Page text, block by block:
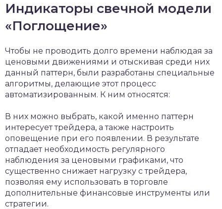
Индикаторы свечной модели
«Поглощение»
Чтобы не проводить долго времени наблюдая за
ценовыми движениями и отыскивая среди них
данный паттерн, были разработаны специальные
алгоритмы, делающие этот процесс
автоматизированным. К ним относятся:
В них можно выбрать, какой именно паттерн
интересует трейдера, а также настроить
оповещение при его появлении. В результате
отпадает необходимость регулярного
наблюдения за ценовыми графиками, что
существенно снижает нагрузку с трейдера,
позволяя ему использовать в торговле
дополнительные финансовые инструменты или
стратегии.